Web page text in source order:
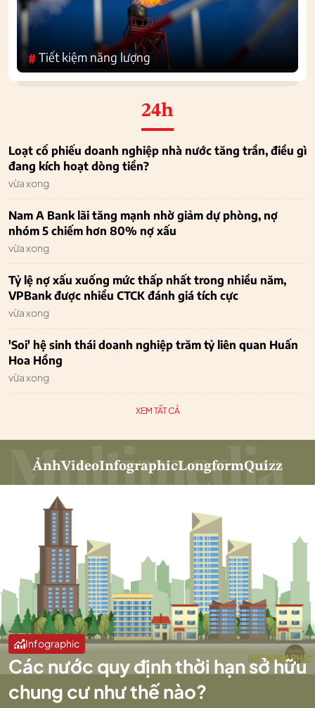
#Tiết kiệm năng lượng
24h
Loạt cổ phiếu doanh nghiệp nhà nước tăng trần, điều gì
đang kích hoạt dòng tiền?
vừa xong
Nam A Bank lãi tăng mạnh nhờ giảm dự phòng, nợ
nhóm 5 chiếm hơn 80% nợ xấu
vừa xong
Tỷ lệ nợ xấu xuống mức thấp nhất trong nhiều năm,
VPBank được nhiều CTCK đánh giá tích cực
vừa xong
'Soi' hệ sinh thái doanh nghiệp trăm tỷ liên quan Huấn
Hoa Hồng
vừa xong
XEM TẤT CẢ
ẢnhVideoInfographicLongformQuizz
Infographic
Các nước quy định thời hạn sở hữu
chung cư như thế nào?